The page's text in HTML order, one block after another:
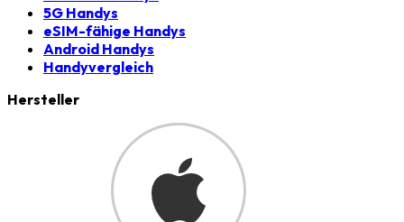
5G Handys
eSIM-fähige Handys
Android Handys
Handyvergleich
Hersteller